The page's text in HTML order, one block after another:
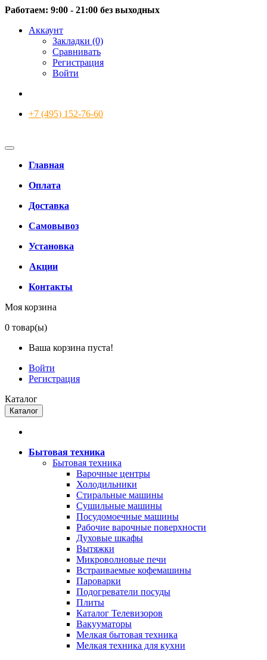
Работаем: 9:00 - 21:00 без выходных
Аккаунт
Закладки (0)
Сравнивать
Регистрация
Войти
+7 (495) 152-76-60
Главная
Оплата
Доставка
Самовывоз
Установка
Акции
Контакты
Моя корзина
0 товар(ы)
Ваша корзина пуста!
Войти
Регистрация
Каталог
Каталог
Бытовая техника
Бытовая техника
Варочные центры
Холодильники
Стиральные машины
Сушильные машины
Посудомоечные машины
Рабочие варочные поверхности
Духовые шкафы
Вытяжки
Микроволновые печи
Встраиваемые кофемашины
Пароварки
Подогреватели посуды
Плиты
Каталог Телевизоров
Вакууматоры
Мелкая бытовая техника
Мелкая техника для кухни